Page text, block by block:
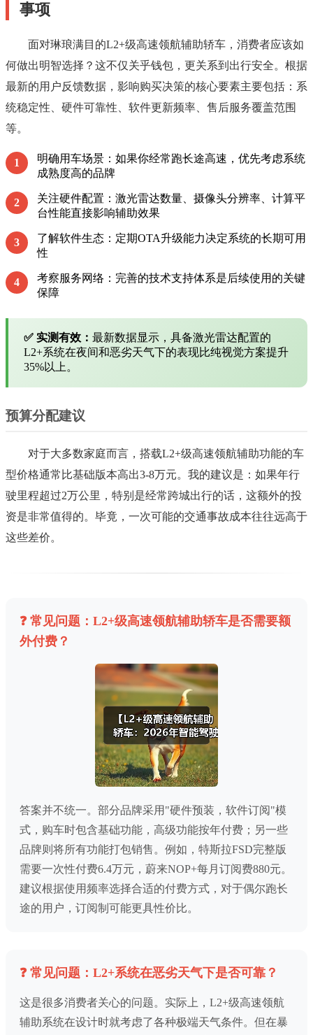
事项
面对琳琅满目的L2+级高速领航辅助轿车，消费者应该如
何做出明智选择？这不仅关乎钱包，更关系到出行安全。根据
最新的用户反馈数据，影响购买决策的核心要素主要包括：系
统稳定性、硬件可靠性、软件更新频率、售后服务覆盖范围
等。
1
明确用车场景：如果你经常跑长途高速，优先考虑系统
成熟度高的品牌
2
关注硬件配置：激光雷达数量、摄像头分辨率、计算平
台性能直接影响辅助效果
3
了解软件生态：定期OTA升级能力决定系统的长期可用
性
4
考察服务网络：完善的技术支持体系是后续使用的关键
保障
✅ 实测有效： 最新数据显示，具备激光雷达配置的
L2+系统在夜间和恶劣天气下的表现比纯视觉方案提升
35%以上。
预算分配建议
对于大多数家庭而言，搭载L2+级高速领航辅助功能的车
型价格通常比基础版本高出3-8万元。我的建议是：如果年行
驶里程超过2万公里，特别是经常跨城出行的话，这额外的投
资是非常值得的。毕竟，一次可能的交通事故成本往往远高于
这些差价。
❓ 常见问题：L2+级高速领航辅助轿车是否需要额
外付费？
答案并不统一。部分品牌采用"硬件预装，软件订阅"模
式，购车时包含基础功能，高级功能按年付费；另一些
品牌则将所有功能打包销售。例如，特斯拉FSD完整版
需要一次性付费6.4万元，蔚来NOP+每月订阅费880元。
建议根据使用频率选择合适的付费方式，对于偶尔跑长
途的用户，订阅制可能更具性价比。
❓ 常见问题：L2+系统在恶劣天气下是否可靠？
这是很多消费者关心的问题。实际上，L2+级高速领航
辅助系统在设计时就考虑了各种极端天气条件。但在暴